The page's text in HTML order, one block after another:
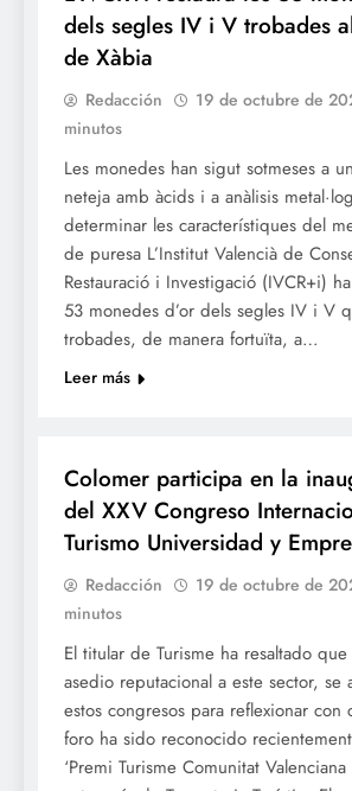
dels segles IV i V trobades
de Xàbia
Redacción 19 de octubre de
minutos
Les monedes han sigut sotmeses a
neteja amb àcids i a anàlisis
determinar les característiques del
de puresa L’Institut Valencià de
Restauració i Investigació (IVCR+i)
53 monedes d’or dels segles IV i V
trobades, de manera fortuïta, a…
Leer más
Colomer participa en la
del XXV Congreso
Turismo Universidad y
Redacción 19 de octubre de
minutos
El titular de Turisme ha resaltado
asedio reputacional a este sector, se
estos congresos para reflexionar con
foro ha sido reconocido
‘Premi Turisme Comunitat